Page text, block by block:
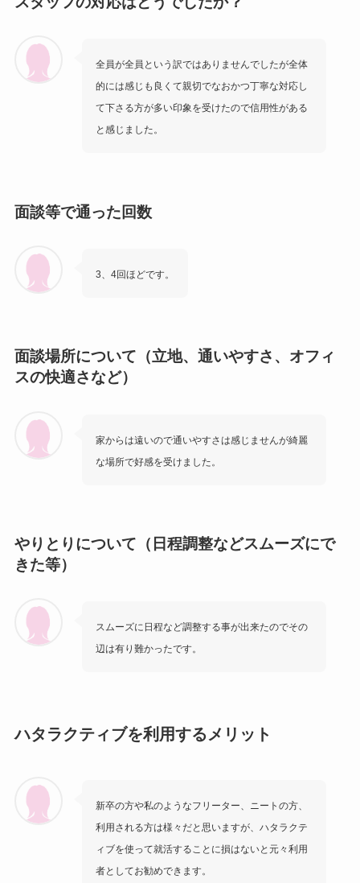
全員が全員という訳ではありませんでしたが全体
的には感じも良くて親切でなおかつ丁寧な対応し
て下さる方が多い印象を受けたので信用性がある
と感じました。
面談等で通った回数
3、4回ほどです。
面談場所について（立地、通いやすさ、オフィ
スの快適さなど）
家からは遠いので通いやすさは感じませんが綺麗
な場所で好感を受けました。
やりとりについて（日程調整などスムーズにで
きた等）
スムーズに日程など調整する事が出来たのでその
辺は有り難かったです。
ハタラクティブを利用するメリット
新卒の方や私のようなフリーター、ニートの方、
利用される方は様々だと思いますが、ハタラクテ
ィブを使って就活することに損はないと元々利用
者としてお勧めできます。